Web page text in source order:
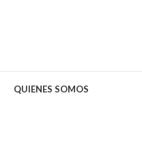
QUIENES SOMOS